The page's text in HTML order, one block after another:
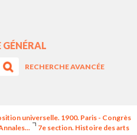
RECHERCHE AVANCÉE
universelle. 1900. Paris - Congrès
7e section. Histoire des arts